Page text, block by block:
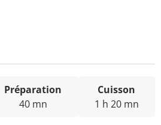
Préparation
40 mn
Cuisson
1 h 20 mn